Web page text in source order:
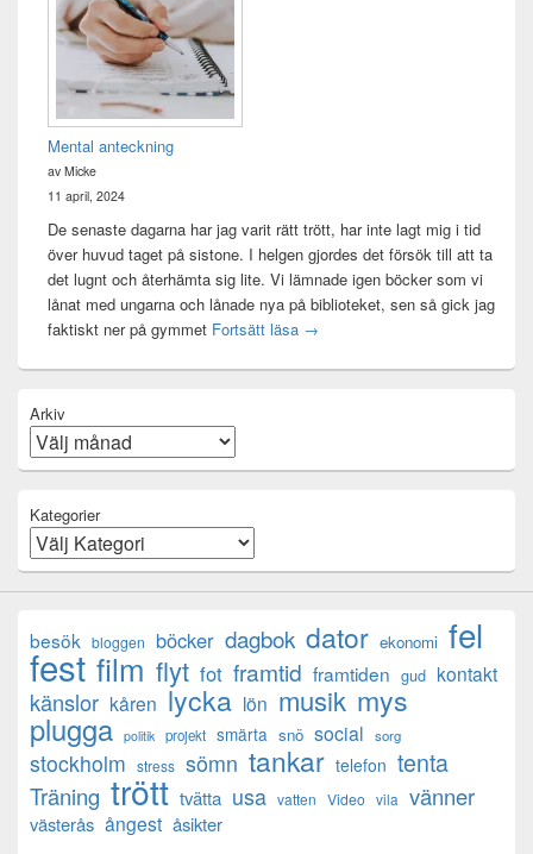
Mental anteckning
av Micke
11 april, 2024
De senaste dagarna har jag varit rätt trött, har inte lagt mig i tid
över huvud taget på sistone. I helgen gjordes det försök till att ta
det lugnt och återhämta sig lite. Vi lämnade igen böcker som vi
lånat med ungarna och lånade nya på biblioteket, sen så gick jag
faktiskt ner på gymmet Fortsätt läsa Mental anteckning
→
Arkiv
Kategorier
besök bloggen böcker dagbok dator ekonomi fel
fest film flyt fot framtid framtiden gud kontakt
känslor kåren lycka lön musik mys
plugga politik projekt smärta snö social sorg
stockholm stress sömn tankar telefon tenta
Träning trött tvätta usa vatten Video vila vänner
västerås ångest åsikter